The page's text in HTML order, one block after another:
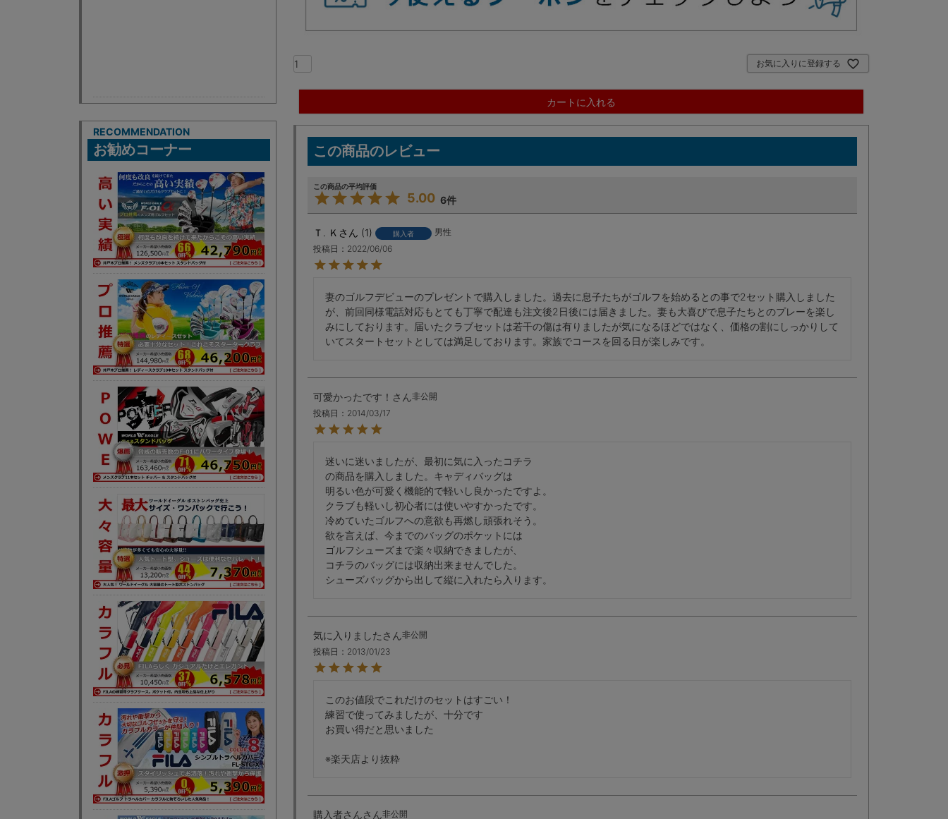
RECOMMENDATION
お勧めコーナー
お気に入りに登録する
カートに入れる
5.00 6
Ｔ. Ｋ 1 購入者
男性
投稿日
2022/06/06
妻のゴルフデビューのプレゼントで購入しました。過去に息子たちがゴルフを始めるとの事で2セット購入しました
が、前回同様電話対応もとても丁寧で配達も注文後2日後には届きました。妻も大喜びで息子たちとのプレーを楽し
みにしております。届いたクラブセットは若干の傷は有りましたが気になるほどではなく、価格の割にしっかりして
いてスタートセットとしては満足しております。家族でコースを回る日が楽しみです。
可愛かったです！
非公開
投稿日
2014/03/17
迷いに迷いましたが、最初に気に入ったコチラ
の商品を購入しました。キャディバッグは
明るい色が可愛く機能的で軽いし良かったですよ。
クラブも軽いし初心者には使いやすかったです。
冷めていたゴルフへの意欲も再燃し頑張れそう。
欲を言えば、今までのバッグのポケットには
ゴルフシューズまで楽々収納できましたが、
コチラのバッグには収納出来ませんでした。
シューズバッグから出して縦に入れたら入ります。
気に入りました
非公開
投稿日
2013/01/23
このお値段でこれだけのセットはすごい！
練習で使ってみましたが、十分です
お買い得だと思いました
※楽天店より抜粋
購入者さん 非公開